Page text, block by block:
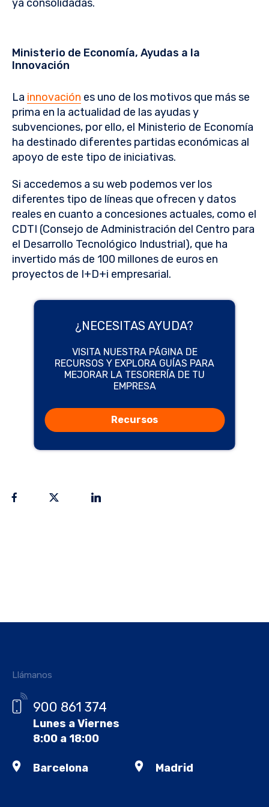
ya consolidadas.
Ministerio de Economía, Ayudas a la
Innovación
La innovación es uno de los motivos que más se
prima en la actualidad de las ayudas y
subvenciones, por ello, el Ministerio de Economía
ha destinado diferentes partidas económicas al
apoyo de este tipo de iniciativas.
Si accedemos a su web podemos ver los
diferentes tipo de líneas que ofrecen y datos
reales en cuanto a concesiones actuales, como el
CDTI (Consejo de Administración del Centro para
el Desarrollo Tecnológico Industrial), que ha
invertido más de 100 millones de euros en
proyectos de I+D+i empresarial.
¿NECESITAS AYUDA?
VISITA NUESTRA PÁGINA DE
RECURSOS Y EXPLORA GUÍAS PARA
MEJORAR LA TESORERÍA DE TU
EMPRESA
Recursos
Llámanos
900 861 374
Lunes a Viernes
8:00 a 18:00
Barcelona Madrid